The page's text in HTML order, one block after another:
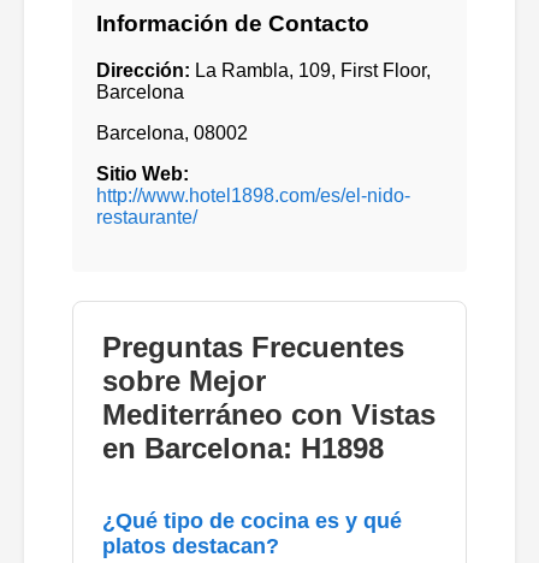
Información de Contacto
Dirección: La Rambla, 109, First Floor,
Barcelona
Barcelona, 08002
Sitio Web:
http://www.hotel1898.com/es/el-nido-
restaurante/
Preguntas Frecuentes
sobre Mejor
Mediterráneo con Vistas
en Barcelona: H1898
¿Qué tipo de cocina es y qué
platos destacan?